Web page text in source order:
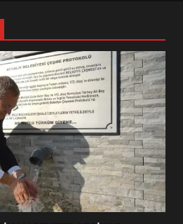
NASIL
SU MİRASI İÇİN
GEÇİYOR: GÖZLER
TÜRK BAHARATI
ETTİ?